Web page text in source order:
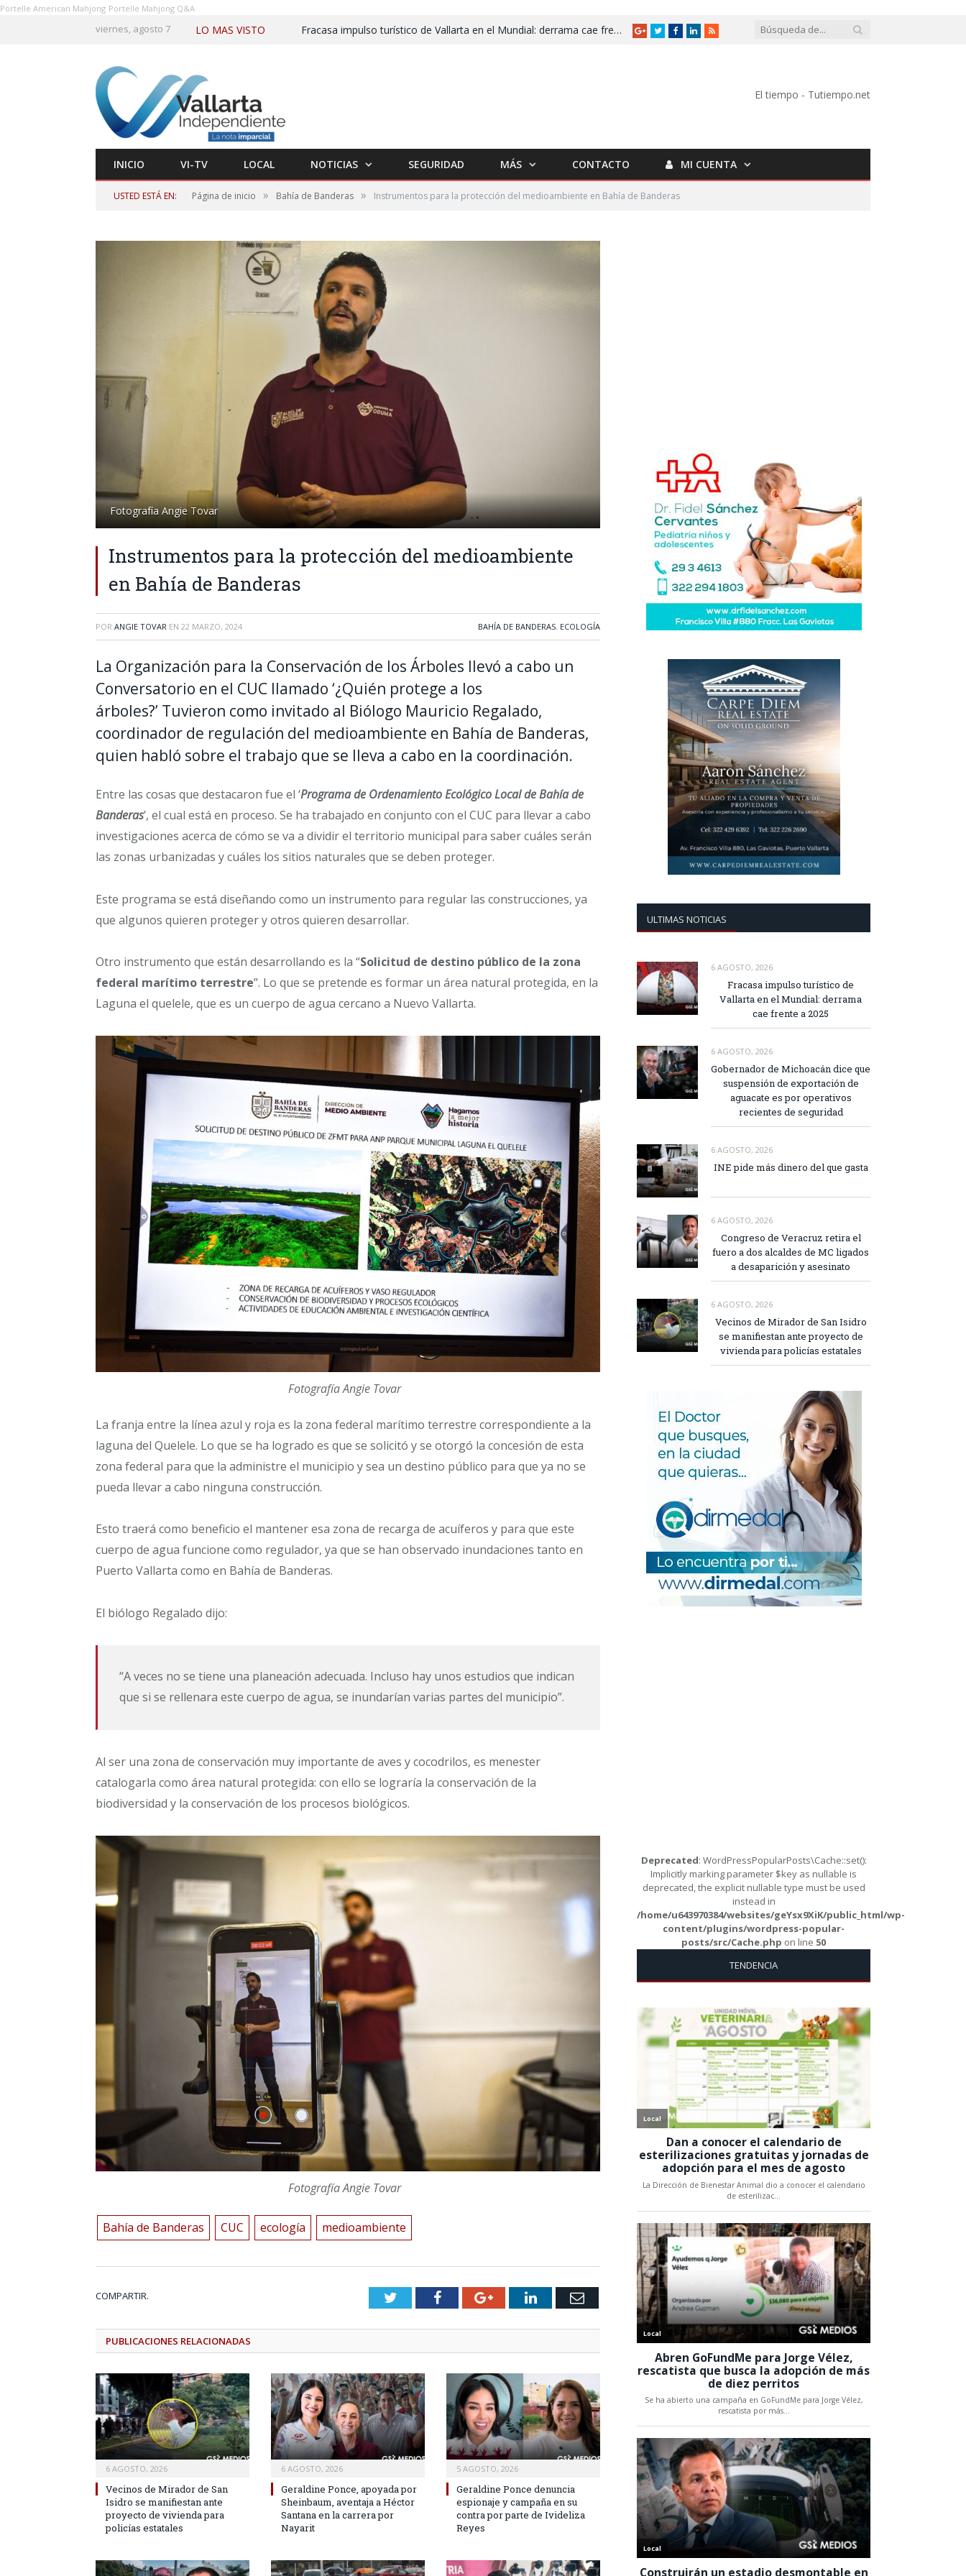
Portelle American Mahjong Portelle Mahjong Q&A
viernes, agosto 7 LO MAS VISTO Fracasa impulso turístico de Vallarta en el Mundial: derrama cae frente a 2025
GoogleTwitterFacebookLinkedIn
RSS
El tiempo - Tutiempo.net
INICIO VI-TV LOCAL NOTICIAS SEGURIDAD MÁS CONTACTO MI CUENTA
USTED ESTÁ EN: Página de inicio » Bahía de Banderas » Instrumentos para la protección del medioambiente en Bahía de Banderas
Fotografía Angie Tovar
Instrumentos para la protección del medioambiente
en Bahía de Banderas
POR ANGIE TOVAR EN 22 MARZO, 2024 BAHÍA DE BANDERAS, ECOLOGÍA
La Organización para la Conservación de los Árboles llevó a cabo un
Conversatorio en el CUC llamado ‘¿Quién protege a los
árboles?’ Tuvieron como invitado al Biólogo Mauricio Regalado,
coordinador de regulación del medioambiente en Bahía de Banderas,
quien habló sobre el trabajo que se lleva a cabo en la coordinación.
Entre las cosas que destacaron fue el ‘Programa de Ordenamiento Ecológico Local de Bahía de
Banderas’, el cual está en proceso. Se ha trabajado en conjunto con el CUC para llevar a cabo
investigaciones acerca de cómo se va a dividir el territorio municipal para saber cuáles serán
las zonas urbanizadas y cuáles los sitios naturales que se deben proteger.
Este programa se está diseñando como un instrumento para regular las construcciones, ya
que algunos quieren proteger y otros quieren desarrollar.
Otro instrumento que están desarrollando es la “Solicitud de destino público de la zona
federal marítimo terrestre”. Lo que se pretende es formar un área natural protegida, en la
Laguna el quelele, que es un cuerpo de agua cercano a Nuevo Vallarta.
Fotografía Angie Tovar
La franja entre la línea azul y roja es la zona federal marítimo terrestre correspondiente a la
laguna del Quelele. Lo que se ha logrado es que se solicitó y se otorgó la concesión de esta
zona federal para que la administre el municipio y sea un destino público para que ya no se
pueda llevar a cabo ninguna construcción.
Esto traerá como beneficio el mantener esa zona de recarga de acuíferos y para que este
cuerpo de agua funcione como regulador, ya que se han observado inundaciones tanto en
Puerto Vallarta como en Bahía de Banderas.
El biólogo Regalado dijo:
“A veces no se tiene una planeación adecuada. Incluso hay unos estudios que indican
que si se rellenara este cuerpo de agua, se inundarían varias partes del municipio”.
Al ser una zona de conservación muy importante de aves y cocodrilos, es menester
catalogarla como área natural protegida: con ello se lograría la conservación de la
biodiversidad y la conservación de los procesos biológicos.
Fotografía Angie Tovar
Bahía de Banderas CUC ecología medioambiente
COMPARTIR. TwitterFacebookGoogle+LinkedInEmail
PUBLICACIONES RELACIONADAS
6 AGOSTO, 2026
Vecinos de Mirador de San
Isidro se manifiestan ante
proyecto de vivienda para
policías estatales
6 AGOSTO, 2026
Geraldine Ponce, apoyada por
Sheinbaum, aventaja a Héctor
Santana en la carrera por
Nayarit
5 AGOSTO, 2026
Geraldine Ponce denuncia
espionaje y campaña en su
contra por parte de Ivideliza
Reyes
ULTIMAS NOTICIAS
6 AGOSTO, 2026
Fracasa impulso turístico de
Vallarta en el Mundial: derrama
cae frente a 2025
6 AGOSTO, 2026
Gobernador de Michoacán dice que
suspensión de exportación de
aguacate es por operativos
recientes de seguridad
6 AGOSTO, 2026
INE pide más dinero del que gasta
6 AGOSTO, 2026
Congreso de Veracruz retira el
fuero a dos alcaldes de MC ligados
a desaparición y asesinato
6 AGOSTO, 2026
Vecinos de Mirador de San Isidro
se manifiestan ante proyecto de
vivienda para policías estatales
Deprecated: WordPressPopularPosts\Cache::set():
Implicitly marking parameter $key as nullable is
deprecated, the explicit nullable type must be used
instead in
/home/u643970384/websites/geYsx9XiK/public_html/wp-
content/plugins/wordpress-popular-
posts/src/Cache.php on line 50
TENDENCIA